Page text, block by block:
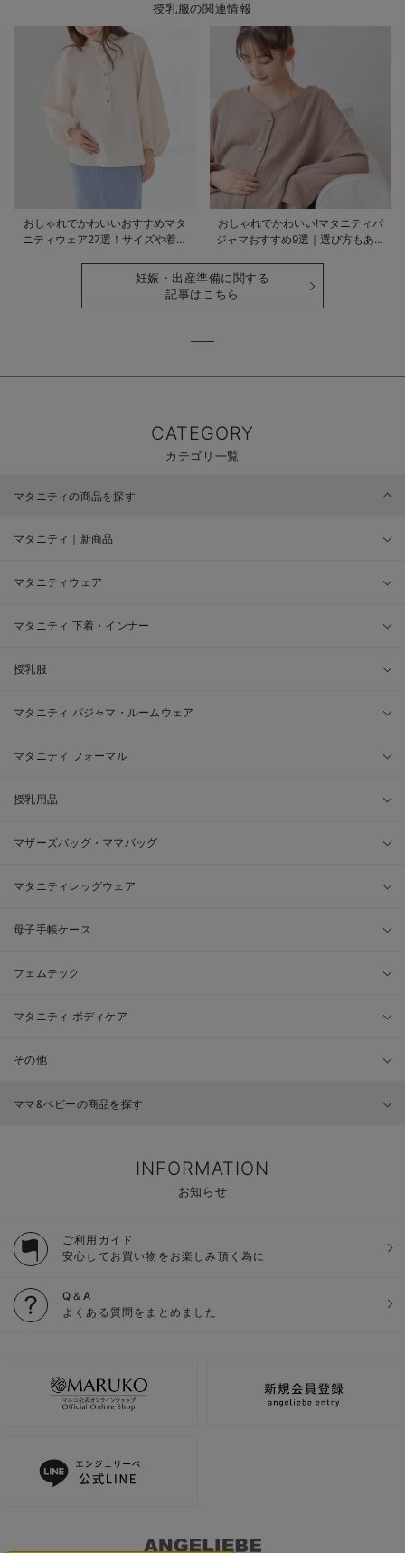
授乳服の関連情報
おしゃれでかわいいおすすめマタ
ニティウェア27選！サイズや着る
おしゃれでかわいい!マタニティパ
ジャマおすすめ9選｜選び方もあわ
妊娠・出産準備に関する
記事はこちら
CATEGORY
カテゴリ一覧
マタニティの商品を探す
マタニティ｜新商品
マタニティウェア
マタニティ 下着・インナー
授乳服
マタニティ パジャマ・ルームウェア
マタニティ フォーマル
授乳用品
マザーズバッグ・ママバッグ
マタニティレッグウェア
母子手帳ケース
フェムテック
マタニティ ボディケア
その他
ママ&ベビーの商品を探す
INFORMATION
お知らせ
ご利用ガイド
安心してお買い物をお楽しみ頂く為に
Q＆A
よくある質問をまとめました